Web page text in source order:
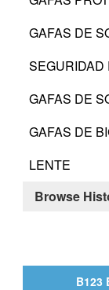
GAFAS DE
SEGURIDAD
GAFAS DE
GAFAS DE
LENTE
Browse
B123